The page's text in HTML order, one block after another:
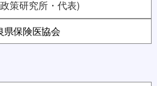
策研究所・代表)
県保険医協会